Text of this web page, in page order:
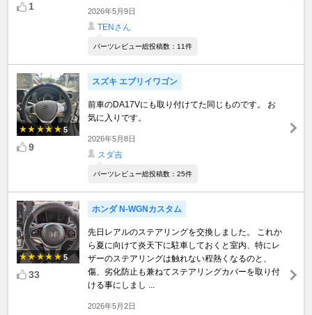
1 2026年5月9日
TENさん
パーツレビュー総投稿数：11件
5
9
スズキ エブリイワゴン
前車のDA17Vにも取り付けてた同じものです。 お
気に入りです。
2026年5月8日
スダ吉
パーツレビュー総投稿数：25件
5
33
ホンダ N-WGNカスタム
先日レアルのステアリングを交換しました。 これか
ら夏に向けて炎天下に駐車しておくと室内、特にレ
ザーのステアリングは触れない程熱くなるのと、
傷、劣化防止も兼ねてステアリングカバーを取り付
ける事にしまし ...
2026年5月2日